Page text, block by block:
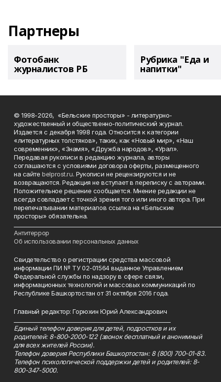
Партнеры
Фотобанк
журналистов РБ
Рубрика "Еда и
напитки"
© 1998-2026, «Бельские просторы» - литературно-
художественный и общественно-политический журнал.
Издается с декабря 1998 года. Относится к категории
«литературных толстяков», таких, как «Новый мир», «Наш
современник», «Знамя», «Дружба народов», «Урал».
Передавая рукописи в редакцию журнала, авторы
соглашаются с условиями договора оферты, размещенного
на сайтеbelprost.ru. Рукописи не рецензируются и не
возвращаются. Редакция не вступает в переписку с авторами.
Положительное решение сообщается. Мнение редакции не
всегда совпадает с точкой зрения того или иного автора. При
перепечатывании материалов ссылка на «Бельские
просторы» обязательна.
Антитеррор
Об использовании персональных данных
Свидетельство о регистрации средства массовой
информации ПИ № ТУ 02-01564 выданное Управлением
Федеральной службы по надзору в сфере связи,
информационных технологий и массовых коммуникаций по
Республике Башкортостан от 31 октября 2016 года.
Главный редактор: Горюхин Юрий Александрович
Единый телефон доверия для детей, подростков и их
родителей: 8-800-2000-122 (звонок бесплатный и анонимный
для всех жителей России).
Телефон доверия Республики Башкортостан: 8 (800) 700-01-83.
Телефон психологической поддержки детей и родителей: 8-
800-347-5000.